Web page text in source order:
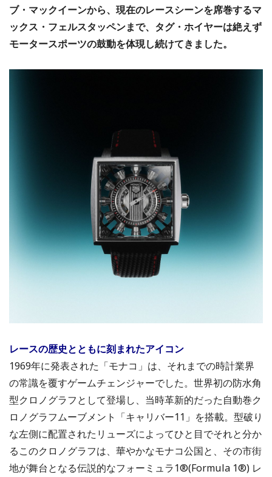
ブ・マックイーンから、現在のレースシーンを席巻するマ
ックス・フェルスタッペンまで、タグ・ホイヤーは絶えず
モータースポーツの鼓動を体現し続けてきました。
レースの歴史とともに刻まれたアイコン
1969年に発表された「モナコ」は、それまでの時計業界
の常識を覆すゲームチェンジャーでした。世界初の防水角
型クロノグラフとして登場し、当時革新的だった自動巻ク
ロノグラフムーブメント「キャリバー11」を搭載。型破り
な左側に配置されたリューズによってひと目でそれと分か
るこのクロノグラフは、華やかなモナコ公国と、その市街
地が舞台となる伝説的なフォーミュラ1®(Formula 1®) レ